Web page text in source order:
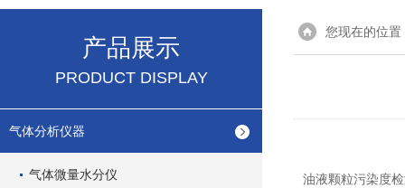
产品展示
PRODUCT DISPLAY
气体分析仪器
气体微量水分仪
您现在的位置
油液颗粒污染度